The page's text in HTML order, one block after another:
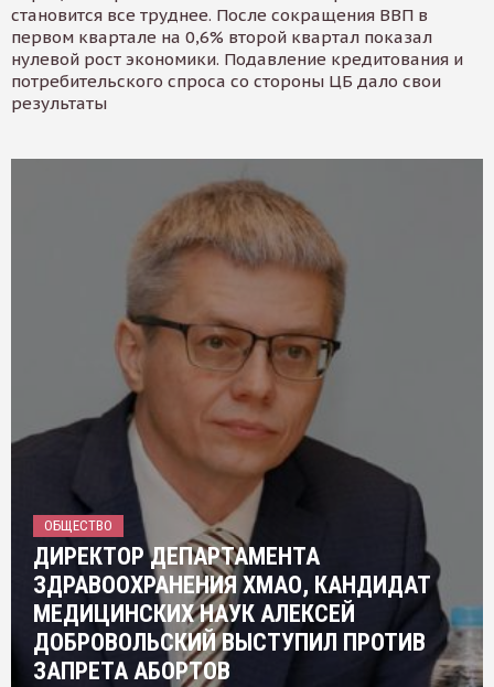
становится все труднее. После сокращения ВВП в
первом квартале на 0,6% второй квартал показал
нулевой рост экономики. Подавление кредитования и
потребительского спроса со стороны ЦБ дало свои
результаты
ОБЩЕСТВО
ДИРЕКТОР ДЕПАРТАМЕНТА
ЗДРАВООХРАНЕНИЯ ХМАО, КАНДИДАТ
МЕДИЦИНСКИХ НАУК АЛЕКСЕЙ
ДОБРОВОЛЬСКИЙ ВЫСТУПИЛ ПРОТИВ
ЗАПРЕТА АБОРТОВ